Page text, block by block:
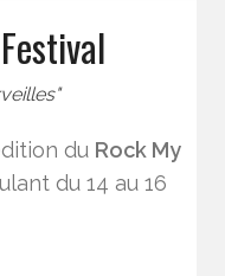
du Rock My
du 14 au 16